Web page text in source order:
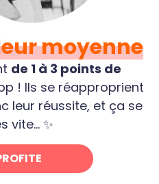
moyenne
de 1 à 3 points de
! Ils se réapproprient
leur réussite, et ça se
vite... ✨